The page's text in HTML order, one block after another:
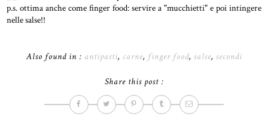
p.s. ottima anche come finger food: servire a "mucchietti" e poi intingere
nelle salse!!
Also found in : antipasti, carne, finger food, salse, secondi
Share this post :